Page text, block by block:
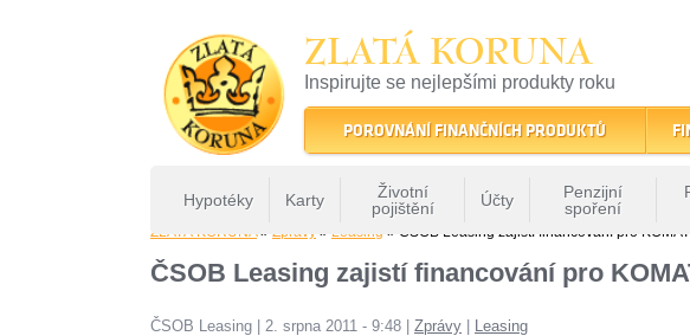
ZLATÁ KORUNA
Inspirujte se nejlepšími produkty roku
22 let tradice a kvality na finančním trhu
POROVNÁNÍ FINANČNÍCH PRODUKTŮ
Hypotéky Karty
Životní
pojištění
Účty
Penzijní
spoření
ZLATÁ KORUNA» Zprávy » Leasing » ČSOB Leasing zajistí financování pro
ČSOB Leasing zajistí financování pro
ČSOB Leasing 2. srpna 2011 - 9:48 Zprávy
Leasing